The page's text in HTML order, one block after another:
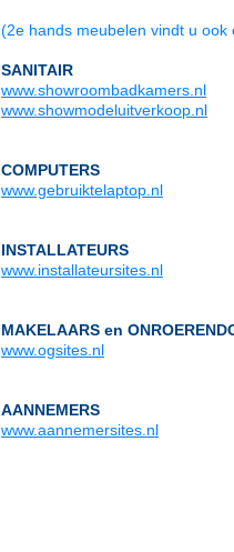
(2e hands meubelen vindt u ook
SANITAIR
www.showroombadkamers.nl
www.showmodeluitverkoop.nl
COMPUTERS
www.gebruiktelaptop.nl
INSTALLATEURS
www.installateursites.nl
MAKELAARS en
www.ogsites.nl
AANNEMERS
www.aannemersites.nl